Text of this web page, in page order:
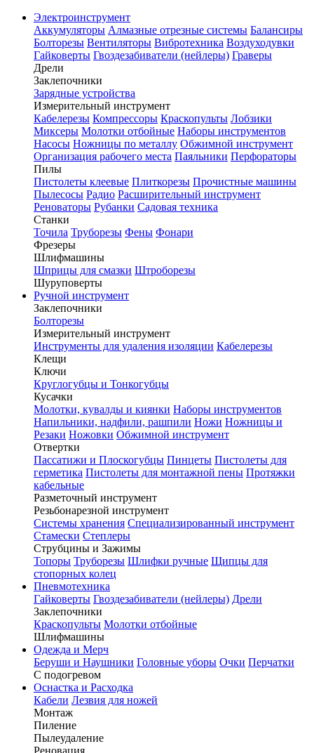
Электроинструмент
Аккумуляторы Алмазные отрезные системы Балансиры
Болторезы Вентиляторы Вибротехника Воздуходувки
Гайковерты Гвоздезабиватели (нейлеры) Граверы
Дрели
Заклепочники
Зарядные устройства
Измерительный инструмент
Кабелерезы Компрессоры Краскопульты Лобзики
Миксеры Молотки отбойные Наборы инструментов
Насосы Ножницы по металлу Обжимной инструмент
Организация рабочего места Паяльники Перфораторы
Пилы
Пистолеты клеевые Плиткорезы Прочистные машины
Пылесосы Радио Расширительный инструмент
Реноваторы Рубанки Садовая техника
Станки
Точила Труборезы Фены Фонари
Фрезеры
Шлифмашины
Шприцы для смазки Штроборезы
Шуруповерты
Ручной инструмент
Заклепочники
Болторезы
Измерительный инструмент
Инструменты для удаления изоляции Кабелерезы
Клещи
Ключи
Круглогубцы и Тонкогубцы
Кусачки
Молотки, кувалды и киянки Наборы инструментов
Напильники, надфили, рашпили Ножи Ножницы и
Резаки Ножовки Обжимной инструмент
Отвертки
Пассатижи и Плоскогубцы Пинцеты Пистолеты для
герметика Пистолеты для монтажной пены Протяжки
кабельные
Разметочный инструмент
Резьбонарезной инструмент
Системы хранения Специализированный инструмент
Стамески Степлеры
Струбцины и Зажимы
Топоры Труборезы Шлифки ручные Щипцы для
стопорных колец
Пневмотехника
Гайковерты Гвоздезабиватели (нейлеры) Дрели
Заклепочники
Краскопульты Молотки отбойные
Шлифмашины
Одежда и Мерч
Беруши и Наушники Головные уборы Очки Перчатки
С подогревом
Оснастка и Расходка
Кабели Лезвия для ножей
Монтаж
Пиление
Пылеудаление
Реновация